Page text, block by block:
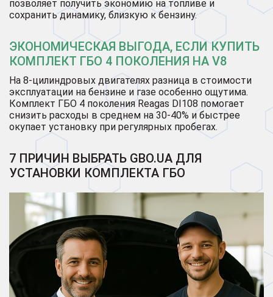
позволяет получить экономию на топливе и
сохранить динамику, близкую к бензину.
ЭКОНОМИЧЕСКАЯ ВЫГОДА, ЕСЛИ КУПИТЬ
КОМПЛЕКТ ГБО 4 ПОКОЛЕНИЯ НА V8
На 8-цилиндровых двигателях разница в стоимости
эксплуатации на бензине и газе особенно ощутима.
Комплект ГБО 4 поколения Reagas DI108 помогает
снизить расходы в среднем на 30-40% и быстрее
окупает установку при регулярных пробегах.
7 ПРИЧИН ВЫБРАТЬ GBO.UA ДЛЯ
УСТАНОВКИ КОМПЛЕКТА ГБО